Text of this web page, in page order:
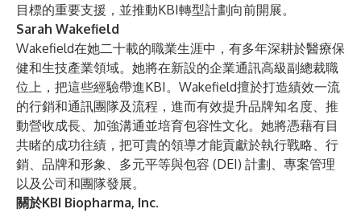
目標的重要支援，並推動KBI轉型計劃向前開展。
Sarah Wakefield
Wakefield在她二十載的職業生涯中，有多年深耕於醫療保
健和生技產業領域。她將在新設的企業通訊高級副總裁職
位上，把這些經驗帶進KBI。Wakefield擅於打造績效一流
的行銷和通訊團隊及流程，進而有效提升品牌知名度、推
動營收成長、加強溝通並培育包容性文化。她將憑藉有目
共睹的成功往績，把可貴的領導才能貢獻於執行戰略、行
銷、品牌和形象、多元平等與包容 (DEI) 計劃、專案管理
以及公司和團隊發展。
關於KBI Biopharma, Inc.